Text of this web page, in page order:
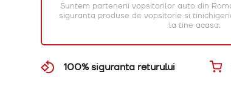
Suntem partenerii vopsitorilor auto din
siguranta produse de vopsitorie si
la tine acasa.
100% siguranta returului